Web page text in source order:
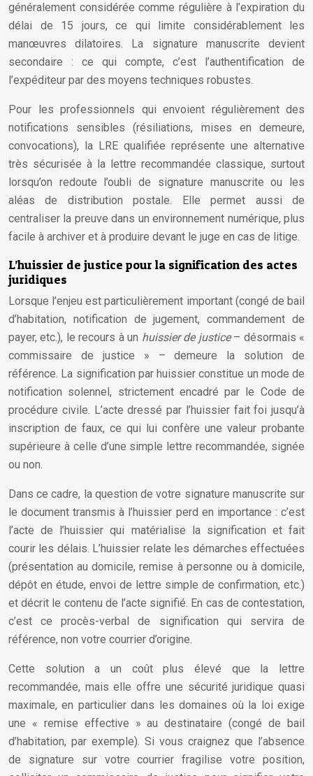
généralement considérée comme régulière à l’expiration du
délai de 15 jours, ce qui limite considérablement les
manœuvres dilatoires. La signature manuscrite devient
secondaire : ce qui compte, c’est l’authentification de
l’expéditeur par des moyens techniques robustes.
Pour les professionnels qui envoient régulièrement des
notifications sensibles (résiliations, mises en demeure,
convocations), la LRE qualifiée représente une alternative
très sécurisée à la lettre recommandée classique, surtout
lorsqu’on redoute l’oubli de signature manuscrite ou les
aléas de distribution postale. Elle permet aussi de
centraliser la preuve dans un environnement numérique, plus
facile à archiver et à produire devant le juge en cas de litige.
L’huissier de justice pour la signification des actes
juridiques
Lorsque l’enjeu est particulièrement important (congé de bail
d’habitation, notification de jugement, commandement de
payer, etc.), le recours à un huissier de justice– désormais «
commissaire de justice » – demeure la solution de
référence. La signification par huissier constitue un mode de
notification solennel, strictement encadré par le Code de
procédure civile. L’acte dressé par l’huissier fait foi jusqu’à
inscription de faux, ce qui lui confère une valeur probante
supérieure à celle d’une simple lettre recommandée, signée
ou non.
Dans ce cadre, la question de votre signature manuscrite sur
le document transmis à l’huissier perd en importance : c’est
l’acte de l’huissier qui matérialise la signification et fait
courir les délais. L’huissier relate les démarches effectuées
(présentation au domicile, remise à personne ou à domicile,
dépôt en étude, envoi de lettre simple de confirmation, etc.)
et décrit le contenu de l’acte signifié. En cas de contestation,
c’est ce procès-verbal de signification qui servira de
référence, non votre courrier d’origine.
Cette solution a un coût plus élevé que la lettre
recommandée, mais elle offre une sécurité juridique quasi
maximale, en particulier dans les domaines où la loi exige
une « remise effective » au destinataire (congé de bail
d’habitation, par exemple). Si vous craignez que l’absence
de signature sur votre courrier fragilise votre position,